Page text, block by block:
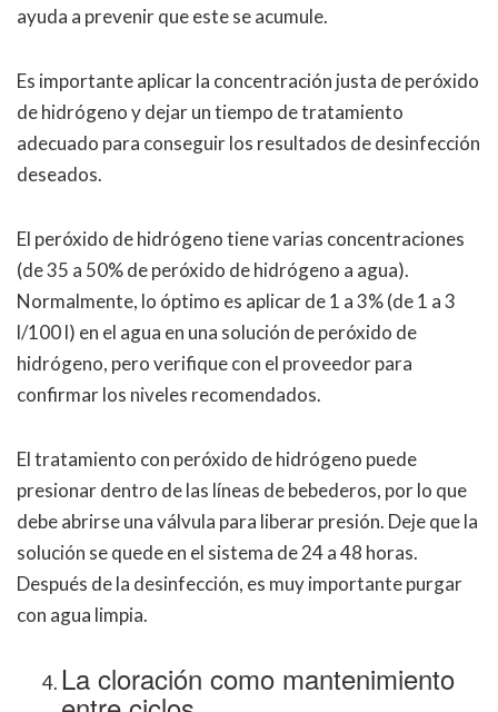
ayuda a prevenir que este se acumule.
Es importante aplicar la concentración justa de peróxido
de hidrógeno y dejar un tiempo de tratamiento
adecuado para conseguir los resultados de desinfección
deseados.
El peróxido de hidrógeno tiene varias concentraciones
(de 35 a 50% de peróxido de hidrógeno a agua).
Normalmente, lo óptimo es aplicar de 1 a 3% (de 1 a 3
l/100 l) en el agua en una solución de peróxido de
hidrógeno, pero verifique con el proveedor para
confirmar los niveles recomendados.
El tratamiento con peróxido de hidrógeno puede
presionar dentro de las líneas de bebederos, por lo que
debe abrirse una válvula para liberar presión. Deje que la
solución se quede en el sistema de 24 a 48 horas.
Después de la desinfección, es muy importante purgar
con agua limpia.
La cloración como mantenimiento